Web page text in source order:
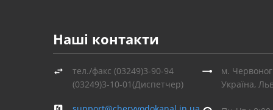
Наші контакти
тел./факс (03249)3-90-94
(03249)3-10-01(Диспетчер)
м.
Україна,